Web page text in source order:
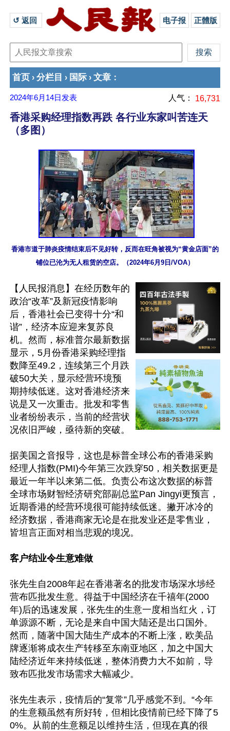
↺ 返回 电子报 正體版
首页 › 分栏目 › 国际 › 文章 ：
2024年6月14日 发表 人气： 16,731
香港采购经理指数再跌 各行业东家叫苦连天
（多图）
香港市道于肺炎疫情结束后不见好转，反而在旺角被视为“黄金店面”的
铺位已沦为无人租赁的空店。（2024年6月9日/VOA）
【人民报消息】在经历数年的
政治“改革”及新冠疫情影响
后，香港社会已变得十分“和
谐”，经济本应迎来复苏良
机。然而，标准普尔最新数据
显示，5月份香港采购经理指
数降至49.2，连续第三个月跌
破50大关，显示经营环境预
期持续低迷。这对香港经济来
说是又一次重击。批发和零售
业者纷纷表示，当前的经营状
况依旧严峻，亟待新的突破。
据美国之音报导，这也是标普全球公布的香港采购
经理人指数(PMI)今年第三次跌穿50，相关数据更是
最近一年半以来第二低。负责公布这次数据的标普
全球市场财智经济研究部副总监Pan Jingyi更预言，
近期香港的经营环境很可能持续低迷。撇开冰冷的
经济数据，香港商家无论是在批发业还是零售业，
皆坦言正面对相当悲观的境况。
客户结业令生意难做
张先生自2008年起在香港著名的批发市场深水埗经
营布匹批发生意。得益于中国经济在千禧年(2000
年)后的迅速发展，张先生的生意一度相当红火，订
单源源不断，无论是来自中国大陆还是出口国外。
然而，随著中国大陆生产成本的不断上涨，欧美品
牌逐渐将成衣生产转移至东南亚地区，加之中国大
陆经济近年来持续低迷，整体消费力大不如前，导
致布匹批发市场需求大幅减少。
张先生表示，疫情后的“复常”几乎感觉不到。“今年
的生意额虽然有所好转，但相比疫情前已经下降了5
0%。从前的生意额足以维持生活，但现在真的很